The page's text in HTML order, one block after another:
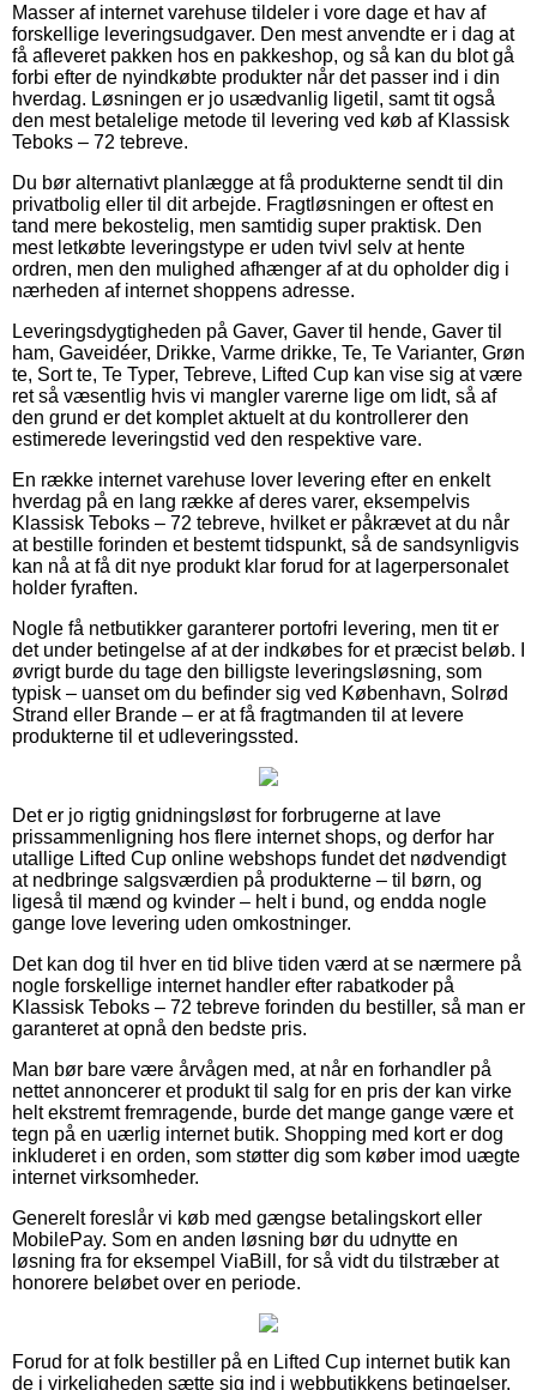
Masser af internet varehuse tildeler i vore dage et hav af
forskellige leveringsudgaver. Den mest anvendte er i dag at
få afleveret pakken hos en pakkeshop, og så kan du blot gå
forbi efter de nyindkøbte produkter når det passer ind i din
hverdag. Løsningen er jo usædvanlig ligetil, samt tit også
den mest betalelige metode til levering ved køb af Klassisk
Teboks – 72 tebreve.
Du bør alternativt planlægge at få produkterne sendt til din
privatbolig eller til dit arbejde. Fragtløsningen er oftest en
tand mere bekostelig, men samtidig super praktisk. Den
mest letkøbte leveringstype er uden tvivl selv at hente
ordren, men den mulighed afhænger af at du opholder dig i
nærheden af internet shoppens adresse.
Leveringsdygtigheden på Gaver, Gaver til hende, Gaver til
ham, Gaveidéer, Drikke, Varme drikke, Te, Te Varianter, Grøn
te, Sort te, Te Typer, Tebreve, Lifted Cup kan vise sig at være
ret så væsentlig hvis vi mangler varerne lige om lidt, så af
den grund er det komplet aktuelt at du kontrollerer den
estimerede leveringstid ved den respektive vare.
En række internet varehuse lover levering efter en enkelt
hverdag på en lang række af deres varer, eksempelvis
Klassisk Teboks – 72 tebreve, hvilket er påkrævet at du når
at bestille forinden et bestemt tidspunkt, så de sandsynligvis
kan nå at få dit nye produkt klar forud for at lagerpersonalet
holder fyraften.
Nogle få netbutikker garanterer portofri levering, men tit er
det under betingelse af at der indkøbes for et præcist beløb. I
øvrigt burde du tage den billigste leveringsløsning, som
typisk – uanset om du befinder sig ved København, Solrød
Strand eller Brande – er at få fragtmanden til at levere
produkterne til et udleveringssted.
Det er jo rigtig gnidningsløst for forbrugerne at lave
prissammenligning hos flere internet shops, og derfor har
utallige Lifted Cup online webshops fundet det nødvendigt
at nedbringe salgsværdien på produkterne – til børn, og
ligeså til mænd og kvinder – helt i bund, og endda nogle
gange love levering uden omkostninger.
Det kan dog til hver en tid blive tiden værd at se nærmere på
nogle forskellige internet handler efter rabatkoder på
Klassisk Teboks – 72 tebreve forinden du bestiller, så man er
garanteret at opnå den bedste pris.
Man bør bare være årvågen med, at når en forhandler på
nettet annoncerer et produkt til salg for en pris der kan virke
helt ekstremt fremragende, burde det mange gange være et
tegn på en uærlig internet butik. Shopping med kort er dog
inkluderet i en orden, som støtter dig som køber imod uægte
internet virksomheder.
Generelt foreslår vi køb med gængse betalingskort eller
MobilePay. Som en anden løsning bør du udnytte en
løsning fra for eksempel ViaBill, for så vidt du tilstræber at
honorere beløbet over en periode.
Forud for at folk bestiller på en Lifted Cup internet butik kan
de i virkeligheden sætte sig ind i webbutikkens betingelser,